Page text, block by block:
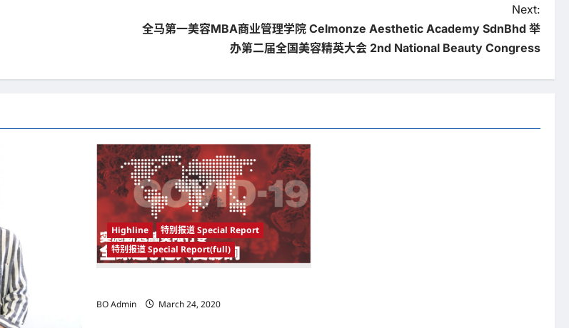
Next:
全马第一美容MBA商业管理学院 Celmonze Aesthetic Academy SdnBhd 举
办第二届全国美容精英大会 2nd National Beauty Congress
Highline
特别报道 Special Report
特别报道 Special Report(full)
BO Admin
March 24, 2020